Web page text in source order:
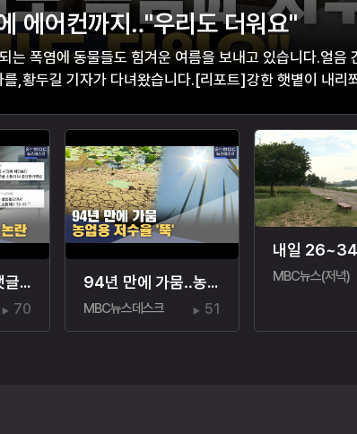
에어컨까지‥"우리도 더워요"
는 폭염에 동물들도 힘겨운 여름을 보내고 있습니다.얼음
,황두길 기자가 다녀왔습니다.[리포트]강한 햇볕이 내리
'본회의 유튜브 댓글' 논란.."왜 잘못이죠?"
70
94년 만에 가뭄‥농업용 저수율 '뚝'
MBC뉴스데스크 51
MBC뉴스(저녁)